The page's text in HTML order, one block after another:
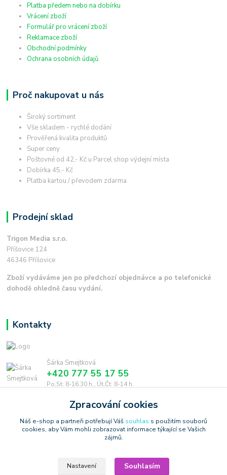
Platba předem nebo na dobírku
Vrácení zboží
Formulář pro vrácení zboží
Reklamace zboží
Obchodní podmínky
Ochrana osobních údajů
Proč nakupovat u nás
Široký sortiment
Vše skladem - rychlé dodání
Prověřená kvalita produktů
Super ceny
Poštovné od 42,- Kč u Parcel shop výdejní místa
Dobírka 45,- Kč
Platba kartou / převodem zdarma
Prodejní sklad
Trigon Media s.r.o.
Příšovice 124
46346 Příšovice
Zboží vydáváme jen po předchozí objednávce a po telefonické
dohodě ohledně času vydání.
Kontakty
Šárka Smejtková
+420 777 55 17 55
Po,St: 8-16.30 h., Út,Čt: 8-14 h.
smejtkova@trigonmedia.czZpracování cookies
Náš e-shop a partneři potřebují Váš souhlas s použitím souborů
cookies, aby Vám mohli zobrazovat informace týkající se Vašich
zájmů.
Nastavení Souhlasím